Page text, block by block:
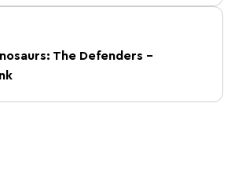
The Defenders –